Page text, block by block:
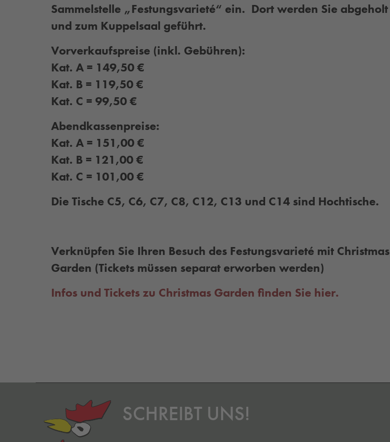
Sammelstelle „Festungsvarieté“ ein. Dort werden Sie abgeholt
und zum Kuppelsaal geführt.
Vorverkaufspreise (inkl. Gebühren):
Kat. A = 149,50 €
Kat. B = 119,50 €
Kat. C = 99,50 €
Abendkassenpreise:
Kat. A = 151,00 €
Kat. B = 121,00 €
Kat. C = 101,00 €
Die Tische C5, C6, C7, C8, C12, C13 und C14 sind Hochtische.
Verknüpfen Sie Ihren Besuch des Festungsvarieté mit Christmas
Garden (Tickets müssen separat erworben werden)
Infos und Tickets zu Christmas Garden finden Sie hier.
SCHREIBT UNS!